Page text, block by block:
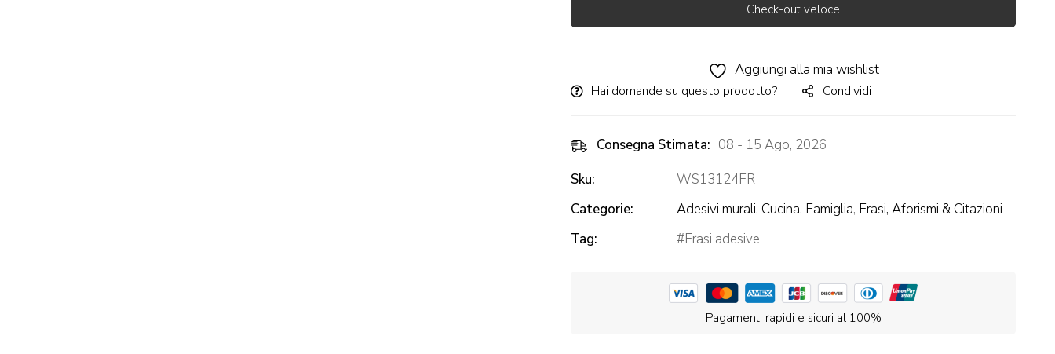
Check-out veloce
Aggiungi alla mia wishlist
Hai domande su questo prodotto? Condividi
Consegna Stimata: 08 - 15 Ago, 2026
Sku:
WS13124FR
Categorie:
Adesivi murali, Cucina, Famiglia, Frasi, Aforismi & Citazioni
Tag:
Frasi adesive
Pagamenti rapidi e sicuri al 100%